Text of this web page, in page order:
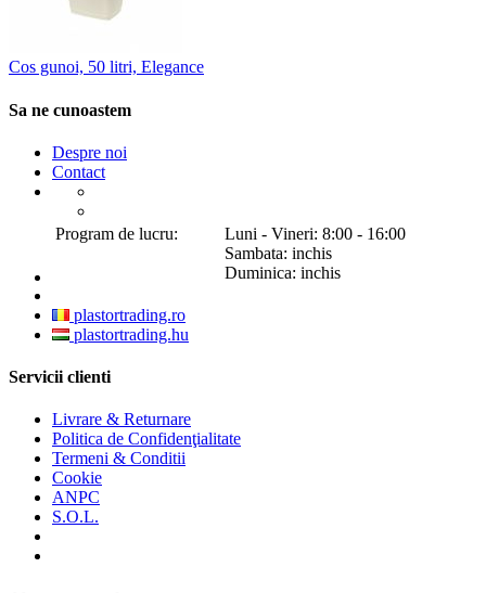
Cos gunoi, 50 litri, Elegance
Sa ne cunoastem
Despre noi
Contact
Program de lucru:
Luni - Vineri: 8:00 - 16:00
Sambata: inchis
Duminica: inchis
plastortrading.ro
plastortrading.hu
Servicii clienti
Livrare & Returnare
Politica de Confidenţialitate
Termeni & Conditii
Cookie
ANPC
S.O.L.